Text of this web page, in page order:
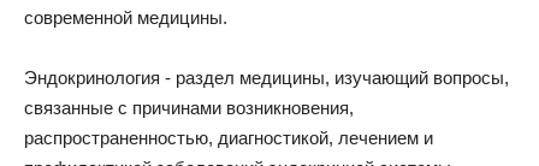
современной медицины.
Эндокринология - раздел медицины, изучающий вопросы,
связанные с причинами возникновения,
распространенностью, диагностикой, лечением и